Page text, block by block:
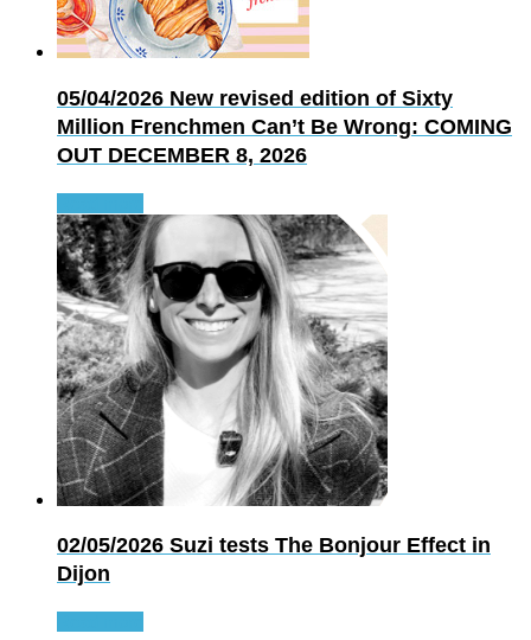
05/04/2026 New revised edition of Sixty
Million Frenchmen Can’t Be Wrong: COMING
OUT DECEMBER 8, 2026
02/05/2026 Suzi tests The Bonjour Effect in
Dijon